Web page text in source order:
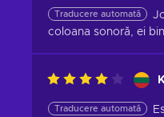
Traducere automată
coloana sonoră, ei
Traducere automată